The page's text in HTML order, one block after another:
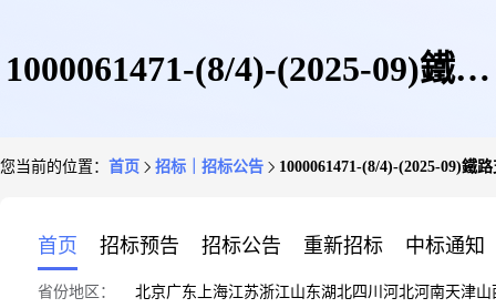
1000061471-(8/4)-(2025-09)鐵路
您当前的位置： 首页 招标｜招标公告 1000061471-(8/4)-(2025-09)鐵
首页 招标预告 招标公告 重新招标 中标通知
省份地区： 北京广东 上海江苏浙江山东湖北四川 河北河南天津山